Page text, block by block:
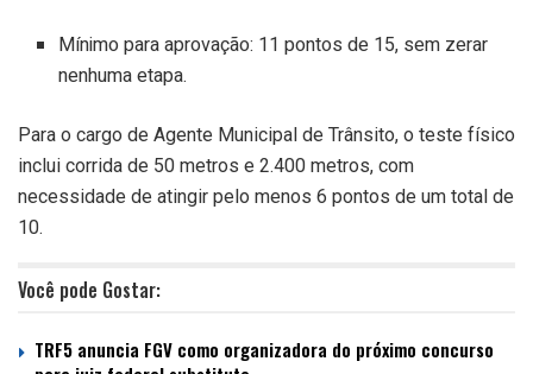
Mínimo para aprovação: 11 pontos de 15, sem zerar
nenhuma etapa.
Para o cargo de Agente Municipal de Trânsito, o teste físico
inclui corrida de 50 metros e 2.400 metros, com
necessidade de atingir pelo menos 6 pontos de um total de
10.
Você pode Gostar:
TRF5 anuncia FGV como organizadora do próximo concurso